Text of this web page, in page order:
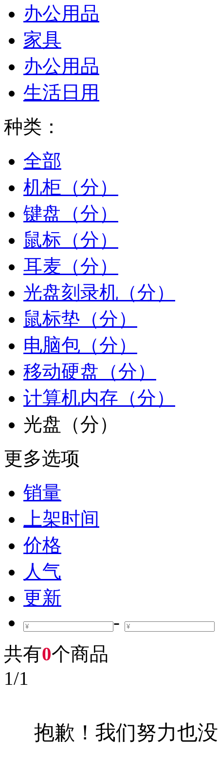
办公用品
家具
办公用品
生活日用
种类：
全部
机柜（分）
键盘（分）
鼠标（分）
耳麦（分）
光盘刻录机（分）
鼠标垫（分）
电脑包（分）
移动硬盘（分）
计算机内存（分）
光盘（分）
更多选项
销量
上架时间
价格
人气
更新
-
共有0个商品
1/1
抱歉！我们努力也